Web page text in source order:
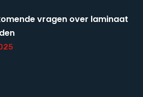
vragen over laminaat